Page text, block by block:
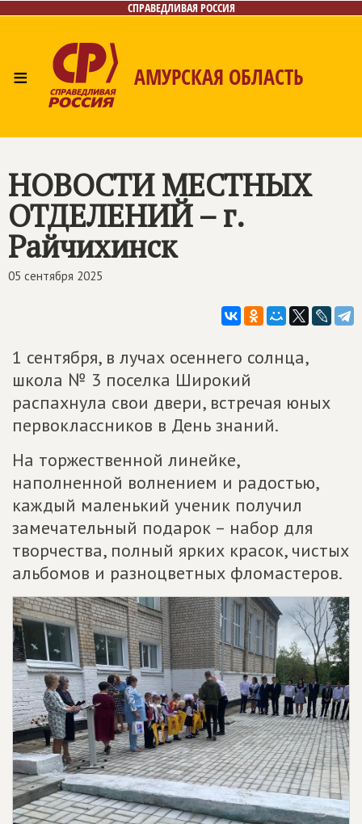
СПРАВЕДЛИВАЯ РОССИЯ
≡ АМУРСКАЯ ОБЛАСТЬ
Контакты
НОВОСТИ МЕСТНЫХ
ОТДЕЛЕНИЙ – г.
Райчихинск
05 сентября 2025
1 сентября, в лучах осеннего солнца,
школа № 3 поселка Широкий
распахнула свои двери, встречая юных
первоклассников в День знаний.
На торжественной линейке,
наполненной волнением и радостью,
каждый маленький ученик получил
замечательный подарок – набор для
творчества, полный ярких красок, чистых
альбомов и разноцветных фломастеров.